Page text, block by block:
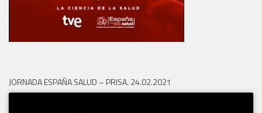
JORNADA ESPAÑA SALUD – PRISA. 24.02.2021